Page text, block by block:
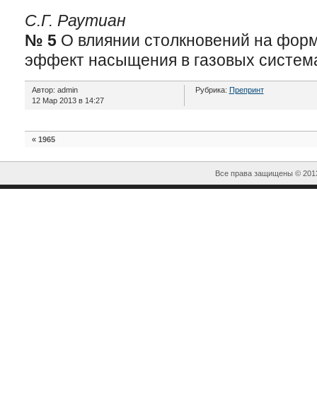
С.Г. Раутиан
№ 5О влиянии столкновений на
эффект насыщения в газовых
Автор: admin
12 Мар 2013 в 14:27
Рубрика: Препринт
« 1965
Все права защищены ©